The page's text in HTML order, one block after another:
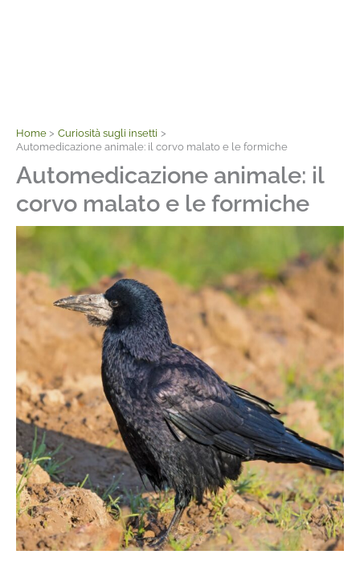
Home
Curiosità sugli insetti
Automedicazione animale: il corvo malato e le formiche
Automedicazione animale: il
corvo malato e le formiche